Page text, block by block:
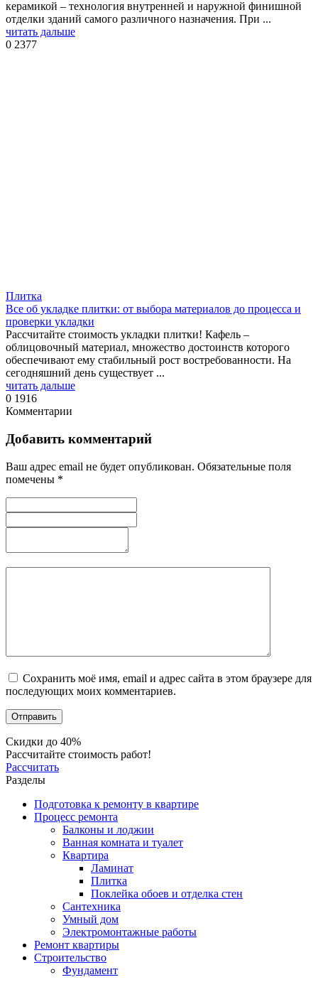
керамикой – технология внутренней и наружной финишной
отделки зданий самого различного назначения. При ...
читать дальше
0 2377
Плитка
Все об укладке плитки: от выбора материалов до процесса и
проверки укладки
Рассчитайте стоимость укладки плитки! Кафель –
облицовочный материал, множество достоинств которого
обеспечивают ему стабильный рост востребованности. На
сегодняшний день существует ...
читать дальше
0 1916
Комментарии
Добавить комментарий
Ваш адрес email не будет опубликован. Обязательные поля
помечены *
Сохранить моё имя, email и адрес сайта в этом браузере для
последующих моих комментариев.
Скидки до 40%
Рассчитайте стоимость работ!
Рассчитать
Разделы
Подготовка к ремонту в квартире
Процесс ремонта
Балконы и лоджии
Ванная комната и туалет
Квартира
Ламинат
Плитка
Поклейка обоев и отделка стен
Сантехника
Умный дом
Электромонтажные работы
Ремонт квартиры
Строительство
Фундамент